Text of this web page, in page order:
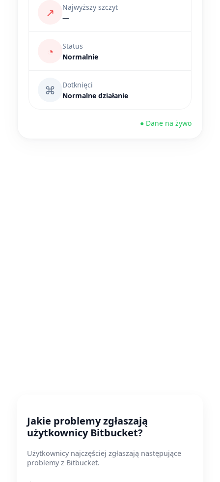
↗
Najwyższy szczyt
—
◔
Status
Normalnie
⌘
Dotknięci
Normalne działanie
● Dane na żywo
Jakie problemy zgłaszają
użytkownicy Bitbucket?
Użytkownicy najczęściej zgłaszają następujące
problemy z Bitbucket.